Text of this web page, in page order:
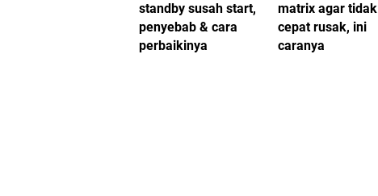
standby susah start,
penyebab & cara
perbaikinya
matrix agar tidak
cepat rusak, ini
caranya